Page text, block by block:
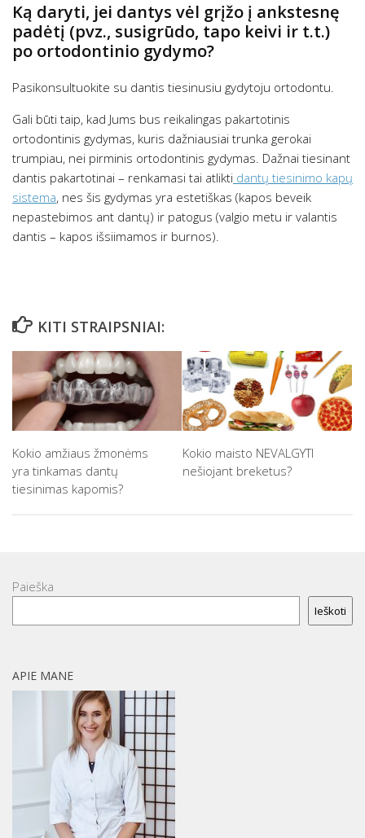
Ką daryti, jei dantys vėl grįžo į ankstesnę
padėtį (pvz., susigrūdo, tapo keivi ir t.t.)
po ortodontinio gydymo?
Pasikonsultuokite su dantis tiesinusiu gydytoju ortodontu.
Gali būti taip, kad Jums bus reikalingas pakartotinis
ortodontinis gydymas, kuris dažniausiai trunka gerokai
trumpiau, nei pirminis ortodontinis gydymas. Dažnai tiesinant
dantis pakartotinai – renkamasi tai atlikti dantų tiesinimo kapų
sistema, nes šis gydymas yra estetiškas (kapos beveik
nepastebimos ant dantų) ir patogus (valgio metu ir valantis
dantis – kapos išsiimamos ir burnos).
KITI STRAIPSNIAI:
Kokio amžiaus žmonėms
yra tinkamas dantų
tiesinimas kapomis?
Kokio maisto NEVALGYTI
nešiojant breketus?
Paieška
Ieškoti
APIE MANE